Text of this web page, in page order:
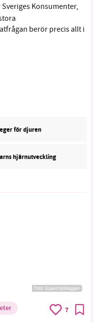
Konsumenter,
berör precis allt i
för djuren
hjärnutveckling
Foto: Supermijöbloggen
7